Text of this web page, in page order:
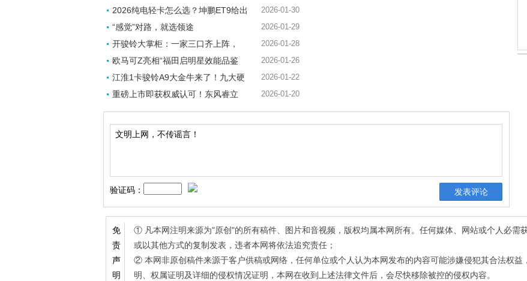
2026纯电轻卡怎么选？坤鹏ET9给出 2026-01-30
“感觉”对路，就选领途 2026-01-29
开骏铃大掌柜：一家三口齐上阵， 2026-01-28
欧马可Z亮相“福田启明星效能品鉴 2026-01-26
江淮1卡骏铃A9大金牛来了！九大硬 2026-01-22
重磅上市即获权威认可！东风睿立 2026-01-20
验证码：
免
责
声
明
① 凡本网注明来源为"原创"的所有稿件、图片和音视频，版权均属本网所有。任何媒体、网站或个人必需
或以其他方式的复制发表，违者本网将依法追究责任；
② 本网非原创稿件来源于客户供稿或网络，任何单位或个人认为本网发布的内容可能涉嫌侵犯其合法权益
明、权属证明及详细的侵权情况证明，本网在收到上述法律文件后，会尽快移除被控的侵权内容。